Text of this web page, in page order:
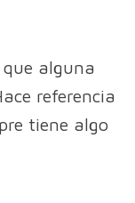
alguna
referencia
tiene algo